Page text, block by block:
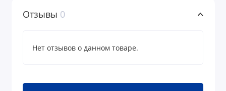
Отзывы 0
Нет отзывов о данном товаре.